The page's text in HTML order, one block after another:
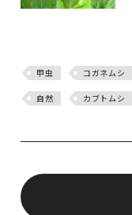
甲虫 コガネムシ
自然 カブトムシ